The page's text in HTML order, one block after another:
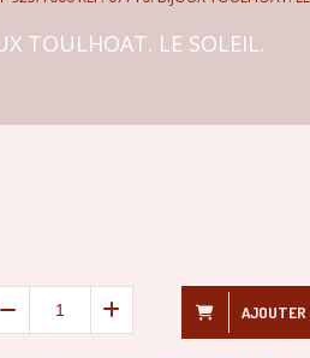
TOULHOAT. LE SOLEIL.
AJOUTER